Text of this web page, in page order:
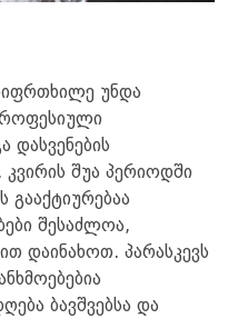
უნდა
დასვენების
შუა პერიოდში
შესაძლოა,
დაინახოთ. პარასკევს
ბავშვებსა და